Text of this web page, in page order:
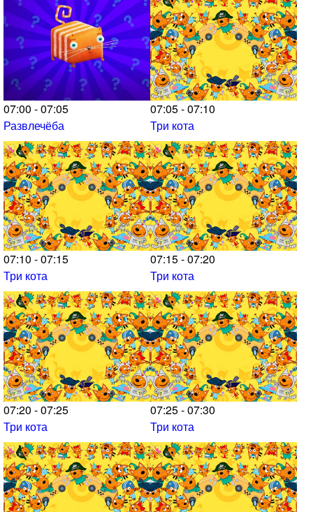
07:00 - 07:05
Развлечёба
07:05 - 07:10
Три кота
07:10 - 07:15
Три кота
07:15 - 07:20
Три кота
07:20 - 07:25
Три кота
07:25 - 07:30
Три кота